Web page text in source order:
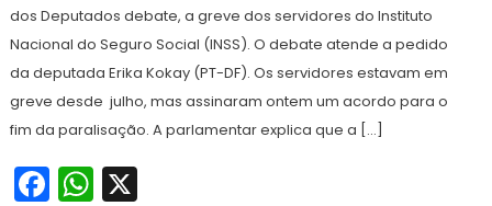
dos Deputados debate, a greve dos servidores do Instituto
Nacional do Seguro Social (INSS). O debate atende a pedido
da deputada Erika Kokay (PT-DF). Os servidores estavam em
greve desde julho, mas assinaram ontem um acordo para o
fim da paralisação. A parlamentar explica que a […]
Facebook
WhatsApp
X